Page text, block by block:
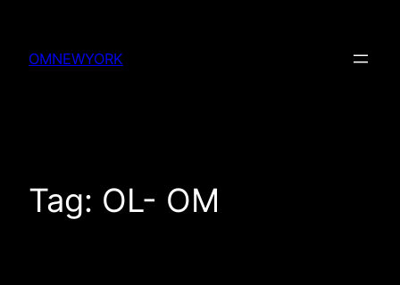
content
OMNEWYORK
Tag: OL- OM